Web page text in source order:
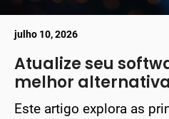
julho 10, 2026
Atualize seu
melhor alternativa
Este artigo explora as